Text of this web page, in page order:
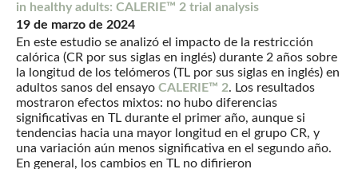
in healthy adults: CALERIE™ 2 trial analysis
19 de marzo de 2024
En este estudio se analizó el impacto de la restricción
calórica (CR por sus siglas en inglés) durante 2 años sobre
la longitud de los telómeros (TL por sus siglas en inglés) en
adultos sanos del ensayo CALERIE™ 2. Los resultados
mostraron efectos mixtos: no hubo diferencias
significativas en TL durante el primer año, aunque si
tendencias hacia una mayor longitud en el grupo CR, y
una variación aún menos significativa en el segundo año.
En general, los cambios en TL no difirieron